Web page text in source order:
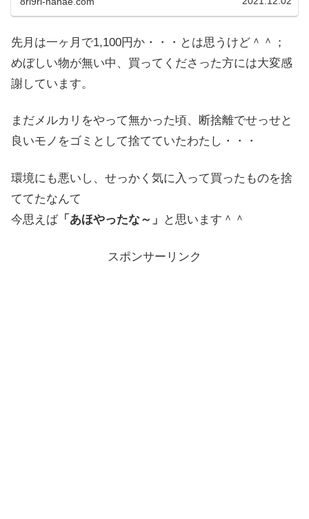
先月は一ヶ月で1,100円か・・・とは思うけど＾＾；
めぼしい物が無い中、買ってくださった方には大変感
謝しています。
まだメルカリをやって無かった頃、断捨離でせっせと
良いモノをゴミとして捨てていたわたし・・・
環境にも悪いし、せっかく気に入って買ったものを捨
ててたなんて
今思えば「あほやったな～」 と思います＾＾
スポンサーリンク